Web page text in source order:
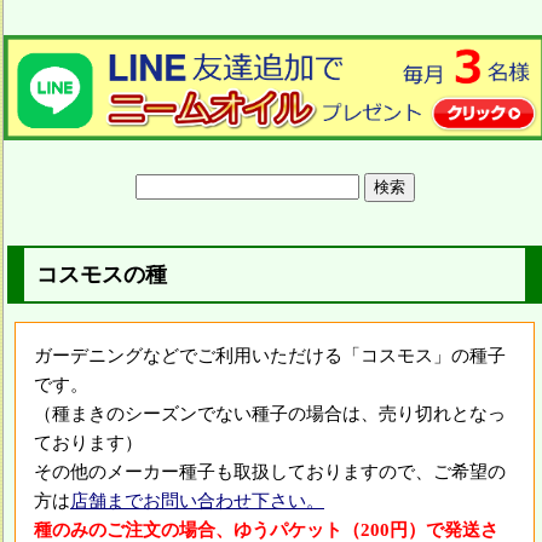
コスモスの種
ガーデニングなどでご利用いただける「コスモス」の種子
です。
（種まきのシーズンでない種子の場合は、売り切れとなっ
ております）
その他のメーカー種子も取扱しておりますので、ご希望の
方は店舗までお問い合わせ下さい。
種のみのご注文の場合、ゆうパケット（200円）で発送さ